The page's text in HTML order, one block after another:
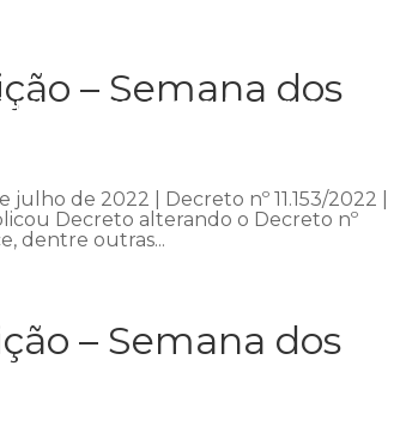
Áreas de atuação Equipe
– Semana dos
de 2022 | Decreto nº 11.153/2022 |
Decreto alterando o Decreto nº
dentre outras...
– Semana dos